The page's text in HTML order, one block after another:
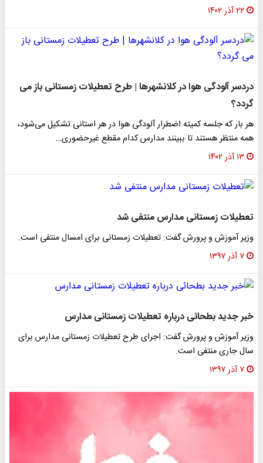
۲۲ آذر ۱۴۰۲
دردسر آلودگی هوا در کلانشهرها | طرح تعطیلات زمستانی باز می
گردد؟
هر بار که جلسه کمیته اضطرار آلودگی هوا در هر استانی تشکیل می‌شود،
همه منتظر هستند تا ببینند مدارس کدام مقطع غیرحضوری…
۱۳ آذر ۱۴۰۲
تعطیلات زمستانی مدارس منتفی شد
وزیر آموزش و پرورش گفت: تعطیلات زمستانی برای امسال منتفی است.
۷ آذر ۱۳۹۷
خبر جدید بطحائی درباره تعطیلات زمستانی مدارس
وزیر آموزش و پرورش گفت: اجرای طرح تعطیلات زمستانی مدارس برای
سال جاری منتفی است.
۷ آذر ۱۳۹۷